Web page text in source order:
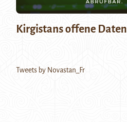
Kirgistans offene Daten
Tweets by Novastan_Fr